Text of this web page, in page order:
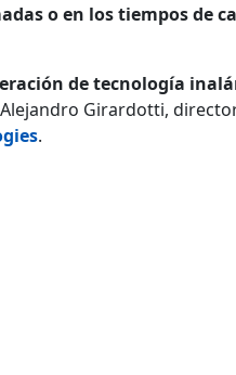
o en los tiempos de
de tecnología
Girardotti,
.